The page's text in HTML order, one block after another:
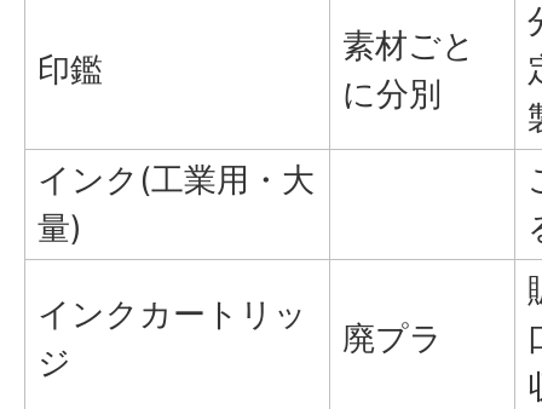
印鑑
素材ごと
に分別
インク(工業用・大
量)
インクカートリッ
ジ
廃プラ